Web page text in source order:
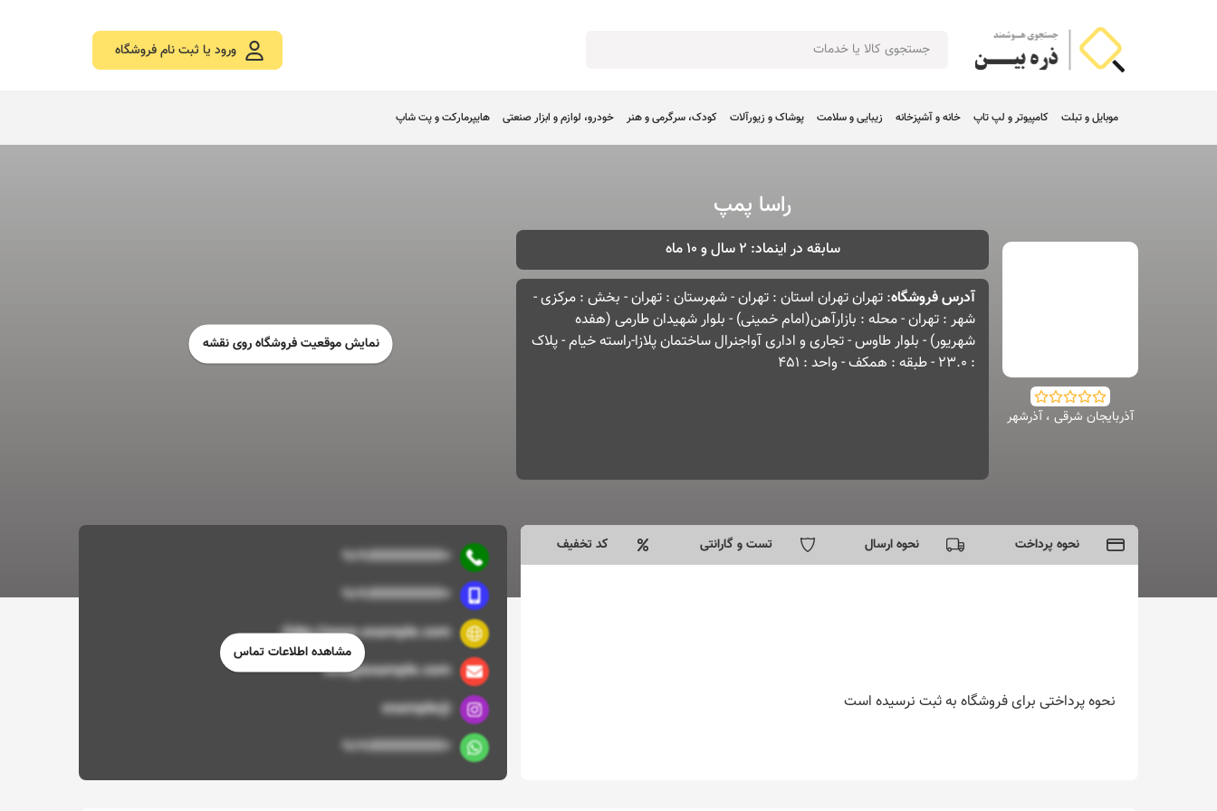
ورود یا ثبت نام فروشگاه
موبایل و تبلت کامپیوتر و لپ تاپ خانه و آشپزخانه زیبایی و سلامت پوشاک و زیورآلات کودک، سرگرمی و هنر خودرو، لوازم و ابزار صنعتی هایپرمارکت و پت شاپ
آذربایجان شرقی ، آذرشهر
راسا پمپ
سابقه در اینماد: 2 سال و 10 ماه
آدرس فروشگاه: تهران تهران استان : تهران - شهرستان : تهران - بخش : مرکزی -
شهر : تهران - محله : بازارآهن(امام خمینی) - بلوار شهیدان طارمی (هفده
شهریور) - بلوار طاوس - تجاری و اداری آواجنرال ساختمان پلازا-راسته خیام - پلاک
: 23.0 - طبقه : همکف - واحد : 451
نمایش موقعیت فروشگاه روی نقشه
نحوه پرداخت نحوه ارسال تست و گارانتی کد تخفیف
مشاهده اطلاعات تماس
+9891XXXXXXXX
+9891XXXXXXXX
http://www.example.com/
info@example.com
@example
+9891XXXXXXXX